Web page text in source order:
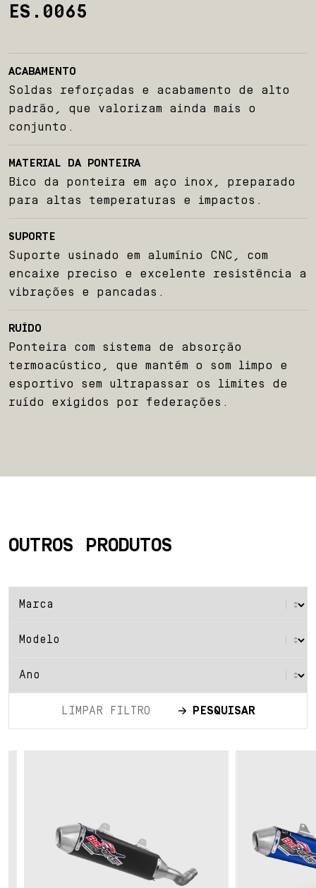
Contato
ES.0065
ACABAMENTO
Soldas reforçadas e acabamento de alto
padrão, que valorizam ainda mais o
conjunto.
MATERIAL DA PONTEIRA
Bico da ponteira em aço inox, preparado
para altas temperaturas e impactos.
SUPORTE
Suporte usinado em alumínio CNC, com
encaixe preciso e excelente resistência a
vibrações e pancadas.
RUÍDO
Ponteira com sistema de absorção
termoacústico, que mantém o som limpo e
esportivo sem ultrapassar os limites de
ruído exigidos por federações.
OUTROS PRODUTOS
LIMPAR FILTRO PESQUISAR